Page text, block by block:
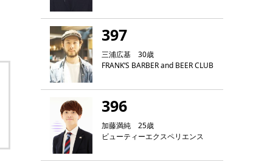
397
三浦広基 30歳
FRANK‘S BARBER and BEER CLUB
396
加藤満純 25歳
ビューティーエクスペリエンス